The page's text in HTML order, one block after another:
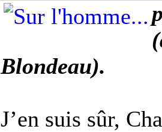
Blondeau).
J’en suis sûr,